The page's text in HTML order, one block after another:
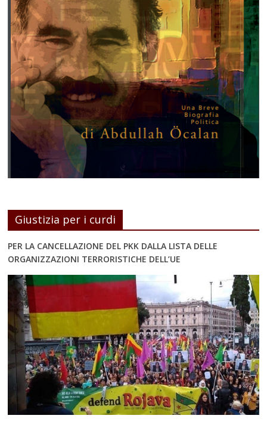
Giustizia per i curdi
PER LA CANCELLAZIONE DEL PKK DALLA LISTA DELLE
ORGANIZZAZIONI TERRORISTICHE DELL’UE